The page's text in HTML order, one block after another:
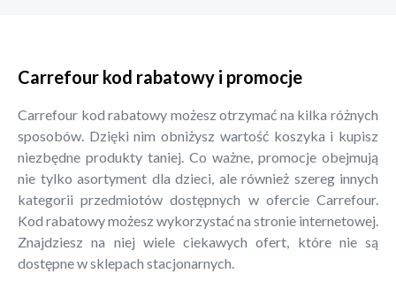
Carrefour kod rabatowy i promocje
Carrefour kod rabatowy możesz otrzymać na kilka różnych
sposobów. Dzięki nim obniżysz wartość koszyka i kupisz
niezbędne produkty taniej. Co ważne, promocje obejmują
nie tylko asortyment dla dzieci, ale również szereg innych
kategorii przedmiotów dostępnych w ofercie Carrefour.
Kod rabatowy możesz wykorzystać na stronie internetowej.
Znajdziesz na niej wiele ciekawych ofert, które nie są
dostępne w sklepach stacjonarnych.